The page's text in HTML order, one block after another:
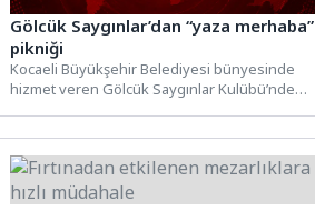
Gölcük Saygınlar’dan “yaza merhaba”
pikniği
Kocaeli Büyükşehir Belediyesi bünyesinde
hizmet veren Gölcük Saygınlar Kulübü’nde